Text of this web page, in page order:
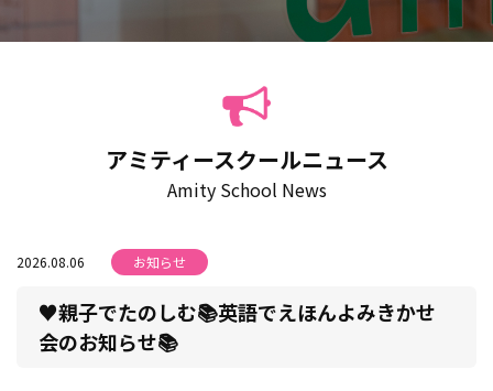
アミティースクールニュース
Amity School News
2026.08.06 お知らせ
♥親子でたのしむ📚英語でえほんよみきかせ
会のお知らせ📚